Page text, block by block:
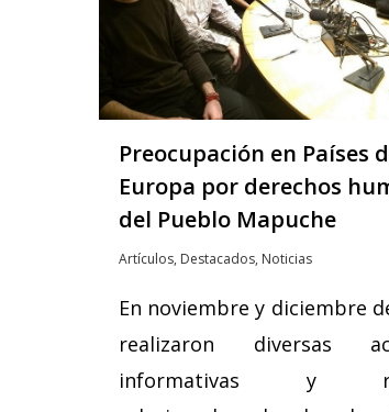
Hit enter to search or ESC to
Preocupación en Países
Europa por derechos
del Pueblo Mapuche
Artículos, Destacados, Noticias
En noviembre y diciembre
realizaron diversas
informativas y